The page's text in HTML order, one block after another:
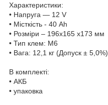
Характеристики:
• Напруга — 12 V
• Місткість - 40 Ah
• Розміри – 196x165 x173 мм
• Тип клем: M6
• Вага: 12,1 кг (Допуск ± 5,0%)
В комплекті:
• АКБ
• упаковка